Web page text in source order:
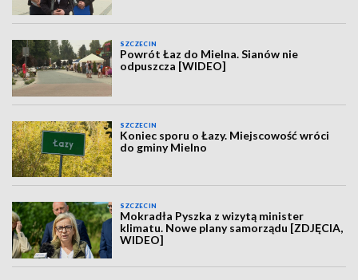
SZCZECIN
Powrót Łaz do Mielna. Sianów nie
odpuszcza [WIDEO]
SZCZECIN
Koniec sporu o Łazy. Miejscowość wróci
do gminy Mielno
SZCZECIN
Mokradła Pyszka z wizytą minister
klimatu. Nowe plany samorządu [ZDJĘCIA,
WIDEO]